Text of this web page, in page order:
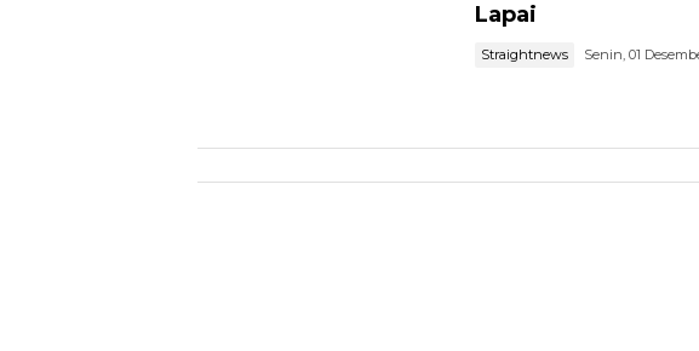
Lapai
Straightnews Senin, 01